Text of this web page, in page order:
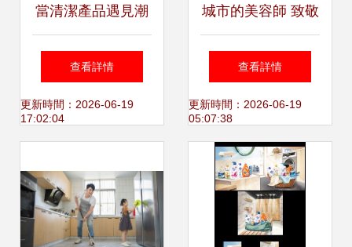
當清潔產品遇見潮
設計 不僅愛了，還
入了”，保潔也能時
查看詳情
更新時間：2026-06-19
17:02:04
城市的美容師 致敬
每一位清潔工人與
保潔者
查看詳情
更新時間：2026-06-19
05:07:38